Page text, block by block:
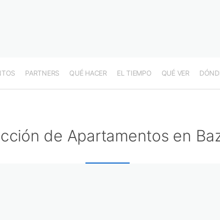
PARTNERS QUÉ HACER EL TIEMPO QUÉ VER
de Apartamentos en